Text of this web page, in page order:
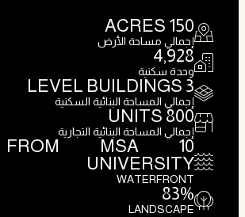
150
إجمالي مساحة الأرض
4,928
وحدة سكنية
3
إجمالي المساحة البنائية السكنية
800
إجمالي المساحة البنائية التجارية
10
MSA
UNIVERSITY
WATERFRONT
83%
LANDSCAPE